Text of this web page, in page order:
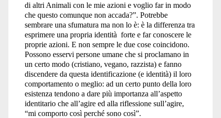
di altri Animali con le mie azioni e voglio far in modo
che questo comunque non accada?”. Potrebbe
sembrare una sfumatura ma non lo è: è la differenza tra
esprimere una propria identità forte e far conoscere le
proprie azioni. E non sempre le due cose coincidono.
Possono esservi persone umane che si proclamano in
un certo modo (cristiano, vegano, razzista) e fanno
discendere da questa identificazione (e identità) il loro
comportamento o meglio: ad un certo punto della loro
esistenza tendono a dare più importanza all’aspetto
identitario che all’agire ed alla riflessione sull’agire,
“mi comporto così perché sono così”.